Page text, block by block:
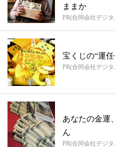
ままか
PR(合同会社デジ
宝くじの“運
PR(合同会社デジ
あなたの金運
ん
PR(合同会社デジ